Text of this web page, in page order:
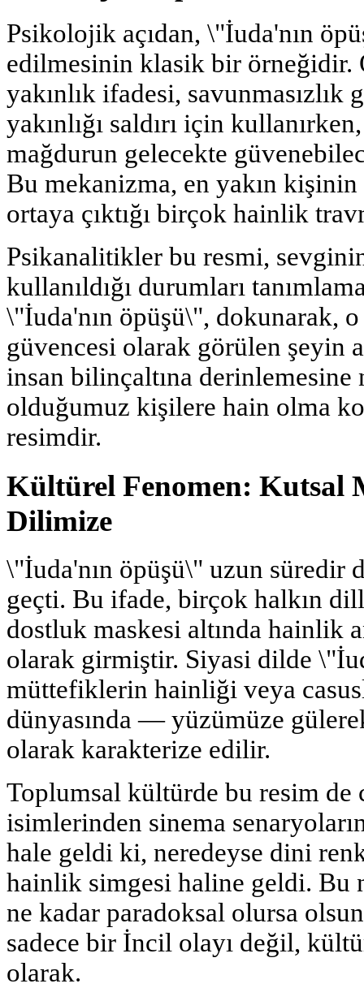
Psikolojik açıdan, \"İuda'nın
edilmesinin klasik bir örneğidir.
yakınlık ifadesi,
yakınlığı saldırı için
mağdurun gelecekte
Bu mekanizma, en yakın
ortaya çıktığı birçok hainlik
Psikanalitikler bu resmi,
kullanıldığı durumları
\"İuda'nın öpüşü\", dokunarak,
güvencesi olarak görülen şeyin
insan bilinçaltına
olduğumuz kişilere hain olma
resimdir.
Kültürel Fenomen: Kutsal
Dilimize
\"İuda'nın öpüşü\" uzun süredir
geçti. Bu ifade, birçok halkın
dostluk maskesi altında hainlik
olarak girmiştir. Siyasi dilde
müttefiklerin hainliği veya
dünyasında — yüzümüze
olarak karakterize edilir.
Toplumsal kültürde bu resim de
isimlerinden sinema
hale geldi ki, neredeyse dini
hainlik simgesi haline geldi. Bu
ne kadar paradoksal olursa
sadece bir İncil olayı değil,
olarak.